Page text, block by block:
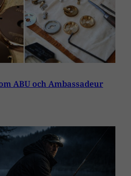
ABU och Ambassadeur